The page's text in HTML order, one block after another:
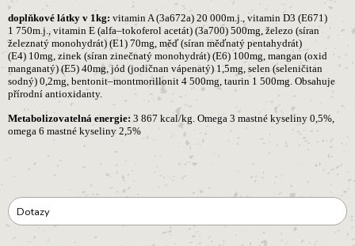
doplňkové látky v 1kg: vitamin A (3a672a) 20 000m.j., vitamin D3 (E671)
1 750m.j., vitamin E (alfa–tokoferol acetát) (3a700) 500mg, železo (síran
železnatý monohydrát) (E1) 70mg, měď (síran měďnatý pentahydrát)
(E4) 10mg, zinek (síran zinečnatý monohydrát) (E6) 100mg, mangan (oxid
manganatý) (E5) 40mg, jód (jodičnan vápenatý) 1,5mg, selen (seleničitan
sodný) 0,2mg, bentonit–montmorillonit 4 500mg, taurin 1 500mg. Obsahuje
přírodní antioxidanty.
Metabolizovatelná energie: 3 867 kcal/kg. Omega 3 mastné kyseliny 0,5%,
omega 6 mastné kyseliny 2,5%
Dotazy